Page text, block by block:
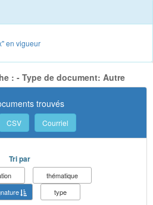
en vigueur
: - Type de document: Autre
trouvés
CSV Courriel
Tri par
thématique
type